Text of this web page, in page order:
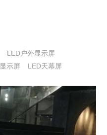
LED户外显示屏
示屏 LED天幕屏